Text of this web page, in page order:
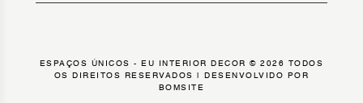
ESPAÇOS ÚNICOS - EU INTERIOR DECOR © 2026 TODOS
OS DIREITOS RESERVADOS | DESENVOLVIDO POR
BOMSITE